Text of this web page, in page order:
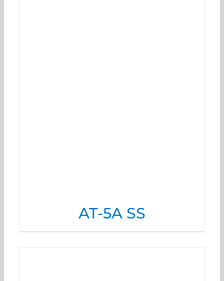
AT-5A SS